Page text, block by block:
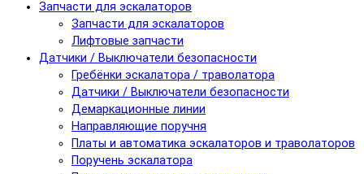
Запчасти для эскалаторов
Запчасти для эскалаторов
Лифтовые запчасти
Датчики / Выключатели безопасности
Гребёнки эскалатора / траволатора
Датчики / Выключатели безопасности
Демаркационные линии
Направляющие поручня
Платы и автоматика эскалаторов и траволаторов
Поручень эскалатора